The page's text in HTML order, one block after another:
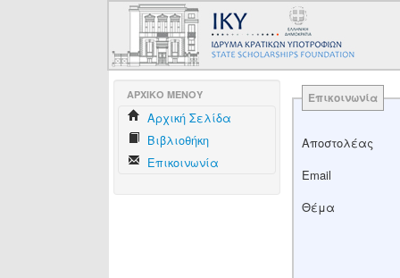
AΡΧΙΚΟ ΜΕΝΟΥ
Aρχική Σελίδα
Βιβλιοθήκη
Επικοινωνία
Επικοινωνία
Αποστολέας
Email
Θέμα